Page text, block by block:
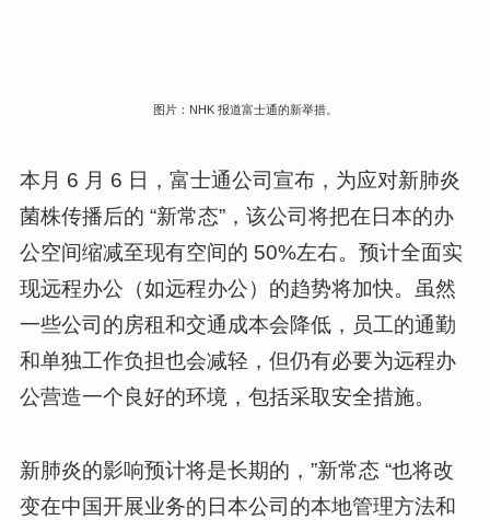
图片：NHK 报道富士通的新举措。
本月 6 月 6 日，富士通公司宣布，为应对新肺炎
菌株传播后的 “新常态”，该公司将把在日本的办
公空间缩减至现有空间的 50%左右。预计全面实
现远程办公（如远程办公）的趋势将加快。虽然
一些公司的房租和交通成本会降低，员工的通勤
和单独工作负担也会减轻，但仍有必要为远程办
公营造一个良好的环境，包括采取安全措施。
新肺炎的影响预计将是长期的，”新常态 “也将改
变在中国开展业务的日本公司的本地管理方法和